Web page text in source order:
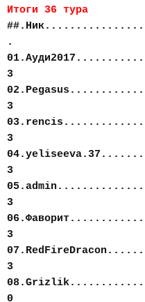
Итоги 36 тура
.
3
3
3
3
3
3
3
0